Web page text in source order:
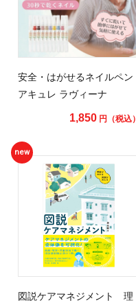
安全・はがせるネイルペン
アキュレ ラヴィーナ
1,850円（税込）
new
図説ケアマネジメント 理